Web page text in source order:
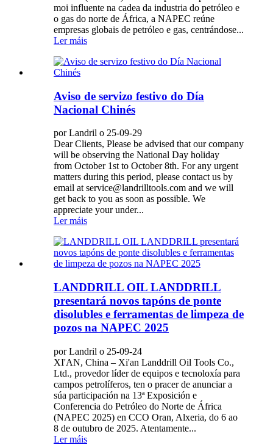
moi influente na cadea da industria do petróleo e
o gas do norte de África, a NAPEC reúne
empresas globais de petróleo e gas, centrándose...
Ler máis
Aviso de servizo festivo do Día
Nacional Chinés
por Landril o 25-09-29
Dear Clients, Please be advised that our company
will be observing the National Day holiday
from October 1st to October 8th. For any urgent
matters during this period, please contact us by
email at service@landrilltools.com and we will
get back to you as soon as possible. We
appreciate your under...
Ler máis
LANDDRILL OIL LANDDRILL
presentará novos tapóns de ponte
disolubles e ferramentas de limpeza de
pozos na NAPEC 2025
por Landril o 25-09-24
XI'AN, China – Xi'an Landdrill Oil Tools Co.,
Ltd., provedor líder de equipos e tecnoloxía para
campos petrolíferos, ten o pracer de anunciar a
súa participación na 13ª Exposición e
Conferencia do Petróleo do Norte de África
(NAPEC 2025) en CCO Oran, Alxeria, do 6 ao
8 de outubro de 2025. Atentamente...
Ler máis